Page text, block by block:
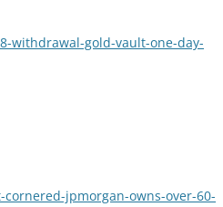
withdrawal-gold-vault-one-day-
jpmorgan-owns-over-60-